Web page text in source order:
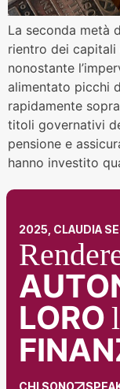
La seconda metà
rientro dei capitali
nonostante
alimentato picchi
rapidamente
titoli governativi
pensione e
hanno investito
2025, CLAUDIA
LORO